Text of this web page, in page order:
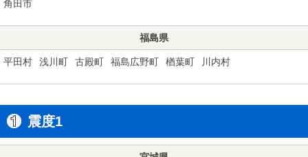
角田市
福島県
平田村 浅川町 古殿町 福島広野町 楢葉町 川内村
震度1